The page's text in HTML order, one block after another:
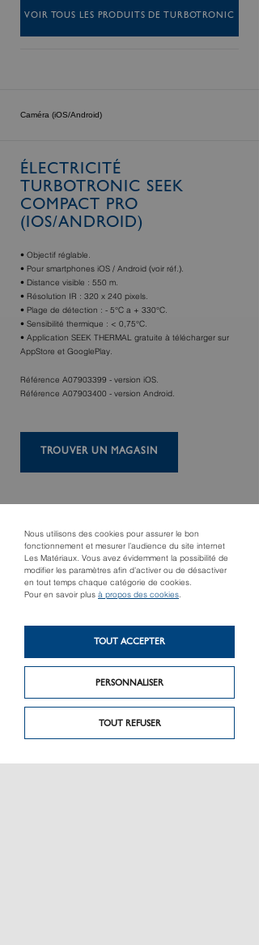
Nous utilisons des cookies pour assurer le bon
fonctionnement et mesurer l’audience du site internet
Les Matériaux. Vous avez évidemment la possibilité de
modifier les paramètres afin d’activer ou de désactiver
en tout temps chaque catégorie de cookies.
Pour en savoir plus à propos des cookies.
TOUT REFUSER
PERSONNALISER
TOUT ACCEPTER
VOIR TOUS LES PRODUITS DE TURBOTRONIC
Caméra (iOS/Android)
ÉLECTRICITÉ
TURBOTRONIC SEEK
COMPACT PRO
(IOS/ANDROID)
• Objectif réglable.
• Pour smartphones iOS / Android (voir réf.).
• Distance visible : 550 m.
• Résolution IR : 320 x 240 pixels.
• Plage de détection : - 5°C a + 330°C.
• Sensibilité thermique : < 0,75°C.
• Application SEEK THERMAL gratuite à télécharger sur
AppStore et GooglePlay.
Référence A07903399 - version iOS.
Référence A07903400 - version Android.
TROUVER UN MAGASIN
FYKA3 ER-Gel
Produit suivant
Caméra thermique
FLIR C3